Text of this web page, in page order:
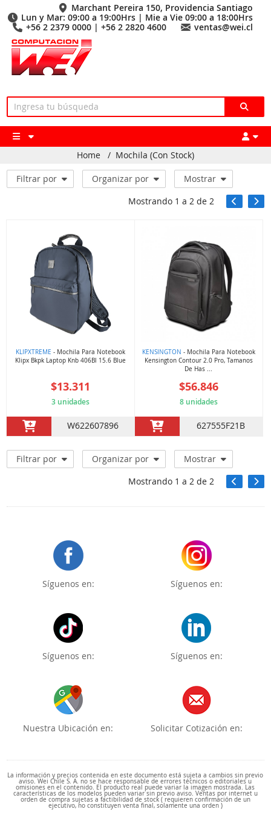
Marchant Pereira 150, Providencia Santiago
Lun y Mar: 09:00 a 19:00Hrs | Mie a Vie 09:00 a 18:00Hrs
+56 2 2379 0000 | +56 2 2820 4600
ventas@wei.cl
Home / Mochila (Con Stock)
Filtrar por Organizar por
Mostrar
Mostrando 1 a 2de 2
KLIPXTREME - Mochila Para Notebook
Klipx Bkpk Laptop Knb 406Bl 15.6 Blue
$13.311
3 unidades
W622607896
KENSINGTON - Mochila Para Notebook
Kensington Contour 2.0 Pro, Tamanos
De Has ...
$56.846
8 unidades
627555F21B
Filtrar por Organizar por
Mostrar
Mostrando 1 a 2 de 2
Síguenos en: Síguenos en:
Síguenos en: Síguenos en:
Nuestra Ubicación en: Solicitar Cotización en:
La información y precios contenida en este documento está sujeta a cambios sin previo
aviso. Wei Chile S. A. no se hace responsable de errores técnicos o editoriales u
omisiones en el contenido. El producto real puede variar la imagen mostrada. Las
características de los modelos pueden variar sin previo aviso. Ventas por internet u
orden de compra sujetas a factibilidad de stock ( requieren confirmación de un
ejecutivo, no constituyen venta final, solamente una orden )